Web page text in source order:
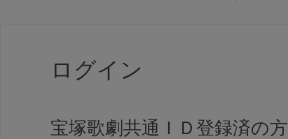
ログイン
宝塚歌劇共通ＩＤ登録済の方